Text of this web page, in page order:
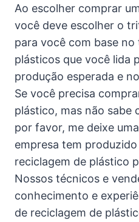
Ao escolher comprar
você deve escolher o
para você com base
plásticos que você lida
produção esperada e
Se você precisa
plástico, mas não sabe
por favor, me deixe
empresa tem
reciclagem de plástico
Nossos técnicos e
conhecimento e
de reciclagem de